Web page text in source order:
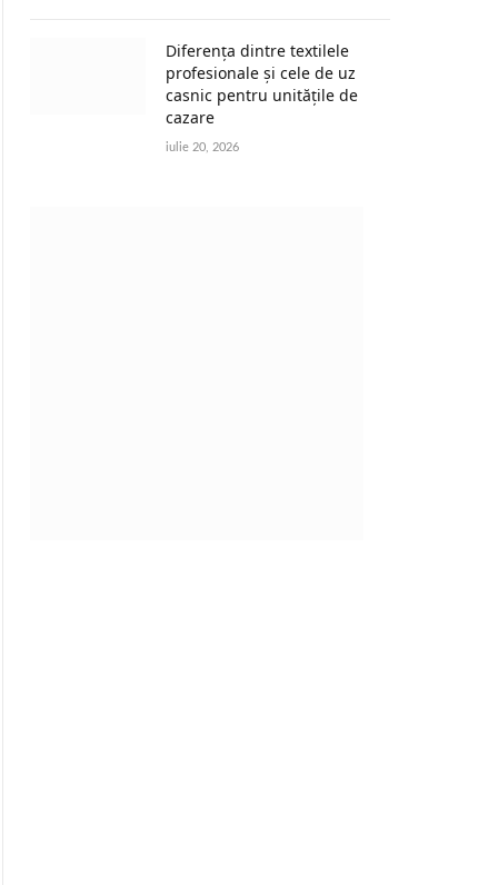
Diferența dintre textilele
profesionale și cele de uz
casnic pentru unitățile de
cazare
iulie 20, 2026